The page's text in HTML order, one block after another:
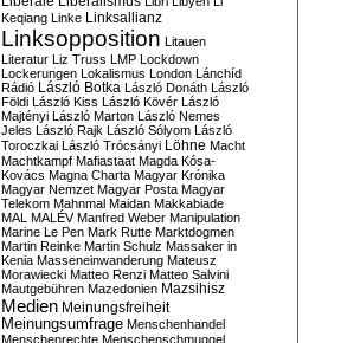
Keqiang Linke Linksallianz
Linksopposition Litauen
Literatur Liz Truss LMP Lockdown
Lockerungen Lokalismus London Lánchíd
Rádió
László Botka László Donáth László
Földi László Kiss László Kövér László
Majtényi László Marton László Nemes
Jeles László Rajk László Sólyom László
Toroczkai László Trócsányi Löhne Macht
Machtkampf Mafiastaat Magda Kósa-
Kovács Magna Charta Magyar Krónika
Magyar Nemzet Magyar Posta Magyar
Telekom Mahnmal Maidan Makkabiade
MAL MALÉV Manfred Weber Manipulation
Marine Le Pen Mark Rutte Marktdogmen
Martin Reinke Martin Schulz Massaker in
Kenia Masseneinwanderung Mateusz
Morawiecki Matteo Renzi Matteo Salvini
Mautgebühren Mazedonien Mazsihisz
Medien Meinungsfreiheit
Meinungsumfrage Menschenhandel
Menschenrechte Menschenschmuggel